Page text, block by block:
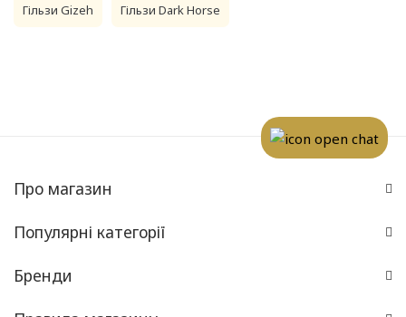
Гільзи Gizeh Гільзи Dark Horse
Про магазин
Популярні категорії
Бренди